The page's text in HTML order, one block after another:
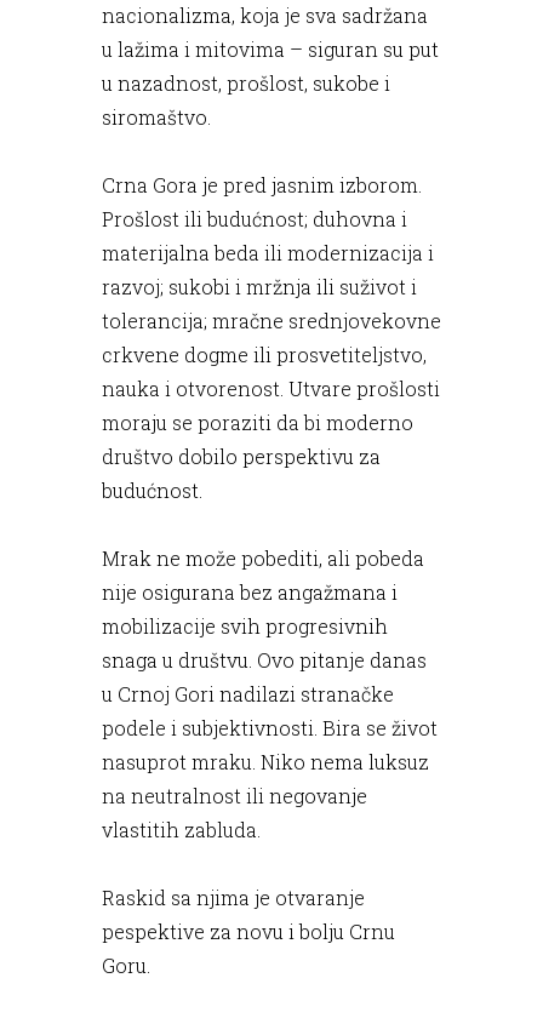
nacionalizma, koja je sva sadržana
u lažima i mitovima – siguran su put
u nazadnost, prošlost, sukobe i
siromaštvo.
Crna Gora je pred jasnim izborom.
Prošlost ili budućnost; duhovna i
materijalna beda ili modernizacija i
razvoj; sukobi i mržnja ili suživot i
tolerancija; mračne srednjovekovne
crkvene dogme ili prosvetiteljstvo,
nauka i otvorenost. Utvare prošlosti
moraju se poraziti da bi moderno
društvo dobilo perspektivu za
budućnost.
Mrak ne može pobediti, ali pobeda
nije osigurana bez angažmana i
mobilizacije svih progresivnih
snaga u društvu. Ovo pitanje danas
u Crnoj Gori nadilazi stranačke
podele i subjektivnosti. Bira se život
nasuprot mraku. Niko nema luksuz
na neutralnost ili negovanje
vlastitih zabluda.
Raskid sa njima je otvaranje
pespektive za novu i bolju Crnu
Goru.